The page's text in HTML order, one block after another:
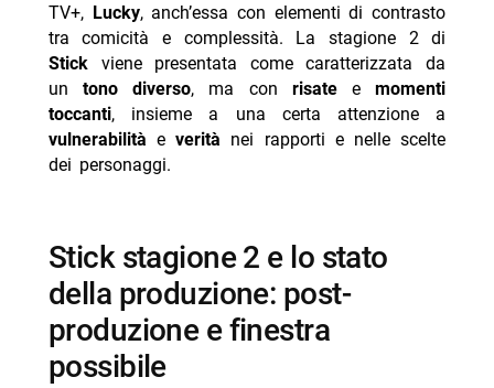
TV+, Lucky, anch’essa con elementi di contrasto
tra comicità e complessità. La stagione 2 di
Stickviene presentata come caratterizzata da
untono diverso, ma con risateemomenti
toccanti, insieme a una certa attenzione a
vulnerabilità everità nei rapporti e nelle scelte
dei personaggi.
stick stagione 2 e lo stato
della produzione: post-
produzione e finestra
possibile